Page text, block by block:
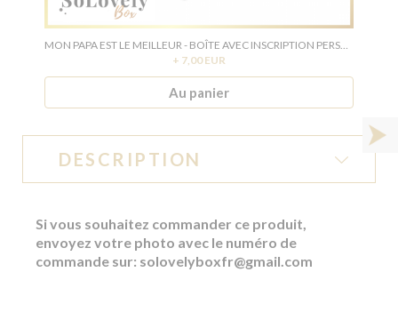
MON PAPA EST LE MEILLEUR - BOÎTE AVEC INSCRIPTION PERSONNALISÉE - CADEAU POUR LA FÊTE DES PÈRES
+ 7,00 EUR
Au panier
DESCRIPTION
Si vous souhaitez commander ce produit,
envoyez votre photo avec le numéro de
commande sur: solovelyboxfr@gmail.com